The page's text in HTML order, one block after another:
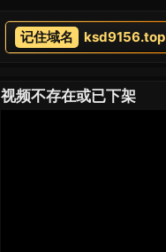
ksd9156.top
视频不存在或已下架